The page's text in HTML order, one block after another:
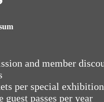
and member
per special exhibition
guest passes per year